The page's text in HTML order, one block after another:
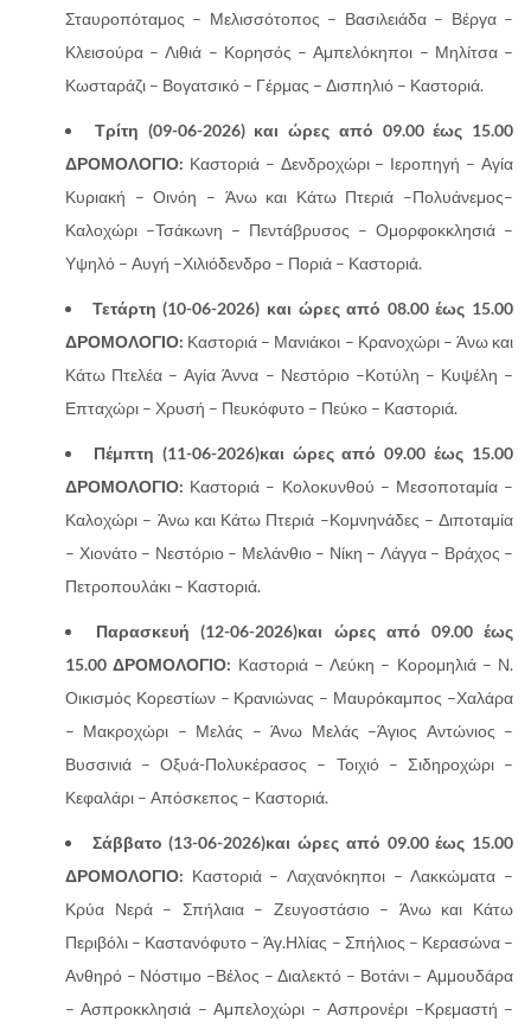
Σταυροπόταμος – Μελισσότοπος – Βασιλειάδα – Βέργα –
Κλεισούρα – Λιθιά – Κορησός – Αμπελόκηποι – Μηλίτσα –
Κωσταράζι – Βογατσικό – Γέρμας – Δισπηλιό – Καστοριά.
Τρίτη (09-06-2026) και ώρες από 09.00 έως 15.00
ΔΡΟΜΟΛΟΓΙΟ: Καστοριά – Δενδροχώρι – Ιεροπηγή – Αγία
Κυριακή – Οινόη – Άνω και Κάτω Πτεριά –Πολυάνεμος–
Καλοχώρι –Τσάκωνη – Πεντάβρυσος – Ομορφοκκλησιά –
Υψηλό – Αυγή –Χιλιόδενδρο – Ποριά – Καστοριά.
Τετάρτη (10-06-2026) και ώρες από 08.00 έως 15.00
ΔΡΟΜΟΛΟΓΙΟ: Καστοριά – Μανιάκοι – Κρανοχώρι – Άνω και
Κάτω Πτελέα – Αγία Άννα – Νεστόριο –Κοτύλη – Κυψέλη –
Επταχώρι – Χρυσή – Πευκόφυτο – Πεύκο – Καστοριά.
Πέμπτη (11-06-2026)και ώρες από 09.00 έως 15.00
ΔΡΟΜΟΛΟΓΙΟ: Καστοριά – Κολοκυνθού – Μεσοποταμία –
Καλοχώρι – Άνω και Κάτω Πτεριά –Κομνηνάδες – Διποταμία
– Χιονάτο – Νεστόριο – Μελάνθιο – Νίκη – Λάγγα – Βράχος –
Πετροπουλάκι – Καστοριά.
Παρασκευή (12-06-2026)και ώρες από 09.00 έως
15.00 ΔΡΟΜΟΛΟΓΙΟ: Καστοριά – Λεύκη – Κορομηλιά – Ν.
Οικισμός Κορεστίων – Κρανιώνας – Μαυρόκαμπος –Χαλάρα
– Μακροχώρι – Μελάς – Άνω Μελάς –Άγιος Αντώνιος –
Βυσσινιά – Οξυά-Πολυκέρασος – Τοιχιό – Σιδηροχώρι –
Κεφαλάρι – Απόσκεπος – Καστοριά.
Σάββατο (13-06-2026)και ώρες από 09.00 έως 15.00
ΔΡΟΜΟΛΟΓΙΟ: Καστοριά – Λαχανόκηποι – Λακκώματα –
Κρύα Νερά – Σπήλαια – Ζευγοστάσιο – Άνω και Κάτω
Περιβόλι – Καστανόφυτο – Άγ.Ηλίας – Σπήλιος – Κερασώνα –
Ανθηρό – Νόστιμο –Βέλος – Διαλεκτό – Βοτάνι – Αμμουδάρα
– Ασπροκκλησιά – Αμπελοχώρι – Ασπρονέρι –Κρεμαστή –